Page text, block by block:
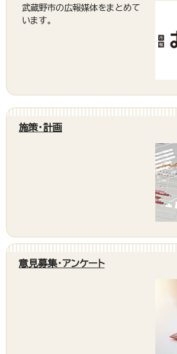
武蔵野市の広報媒体をまとめて
います。
施策・計画
意見募集・アンケート